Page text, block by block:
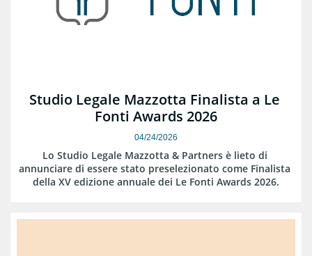
Lo Studio Legale Mazzotta & Partners è lieto di
annunciare di essere stato preselezionato come Finalista
della XV edizione annuale dei Le Fonti Awards 2026.
04/24/2026
Studio Legale Mazzotta Finalista a Le
Fonti Awards 2026